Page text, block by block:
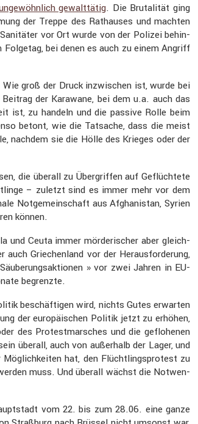
gewalt­tätig. Die Bruta­lität ging
der Treppe des Rathauses und machten
vor Ort wurde von der Polizei behin­
bei denen es auch zu einem Angriff
groß der Druck inzwi­schen ist, wurde bei
der Karawane, bei dem u.a. auch das
ist, zu handeln und die passive Rolle beim
betont, wie die Tatsache, dass die meist
nachdem sie die Hölle des Krieges oder der
die überall zu Übergriffen auf Geflüch­tete
– zuletzt sind es immer mehr vor dem
Notge­mein­schaft aus Afgha­ni­stan, Syrien
können.
und Ceuta immer mörde­ri­scher aber gleich­
Griechen­land vor der Heraus­for­de­rung,
» vor zwei Jahren in EU-
begrenzte.
beschäf­tigen wird, nichts Gutes erwarten
der europäi­schen Politik jetzt zu erhöhen,
des Protest­mar­sches und die geflo­henen
überall, auch von außer­halb der Lager, und
Möglich­keiten hat, den Flücht­lings­pro­test zu
muss. Und überall wächst die Notwen­
vom 22. bis zum 28.06. eine ganze